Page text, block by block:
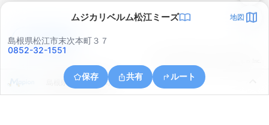
ムジカリベルム松江ミーズ 地図
島根県松江市末次本町３７
0852-32-1551
保存 共有 ルート
島根県松江市雑賀町
アプリで見る